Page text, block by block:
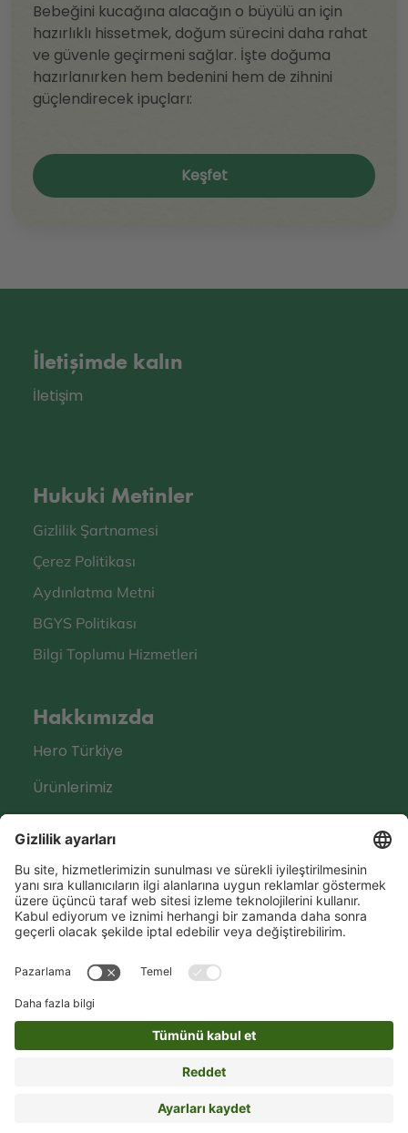
Bebeğini kucağına alacağın o büyülü an için
hazırlıklı hissetmek, doğum sürecini daha rahat
ve güvenle geçirmeni sağlar. İşte doğuma
hazırlanırken hem bedenini hem de zihnini
güçlendirecek ipuçları:
Keşfet
İletişimde kalın
İletişim
Hukuki Metinler
Gizlilik Şartnamesi
Çerez Politikası
Aydınlatma Metni
BGYS Politikası
Bilgi Toplumu Hizmetleri
Hakkımızda
Hero Türkiye
Ürünlerimiz
Sosyal Medya
Hero Global
Copyright © Hero 2026